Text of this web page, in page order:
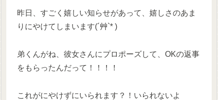
昨日、すごく嬉しい知らせがあって、嬉しさのあま
りにやけてしまいます(´艸`* )
弟くんがね、彼女さんにプロポーズして、OKの返事
をもらったんだって！！！！
これがにやけずにいられます？！いられないよ